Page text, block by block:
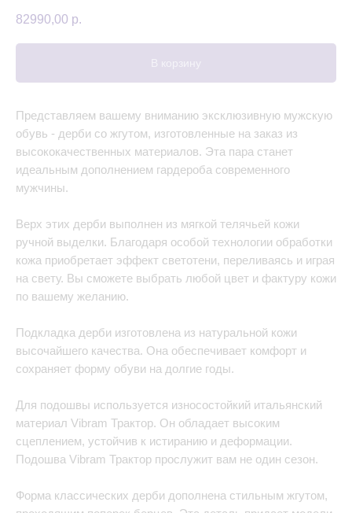
82990,00 р.
В корзину
Представляем вашему вниманию эксклюзивную мужскую
обувь - дерби со жгутом, изготовленные на заказ из
высококачественных материалов. Эта пара станет
идеальным дополнением гардероба современного
мужчины.
Верх этих дерби выполнен из мягкой телячьей кожи
ручной выделки. Благодаря особой технологии обработки
кожа приобретает эффект светотени, переливаясь и играя
на свету. Вы сможете выбрать любой цвет и фактуру кожи
по вашему желанию.
Подкладка дерби изготовлена из натуральной кожи
высочайшего качества. Она обеспечивает комфорт и
сохраняет форму обуви на долгие годы.
Для подошвы используется износостойкий итальянский
материал Vibram Трактор. Он обладает высоким
сцеплением, устойчив к истиранию и деформации.
Подошва Vibram Трактор прослужит вам не один сезон.
Форма классических дерби дополнена стильным жгутом,